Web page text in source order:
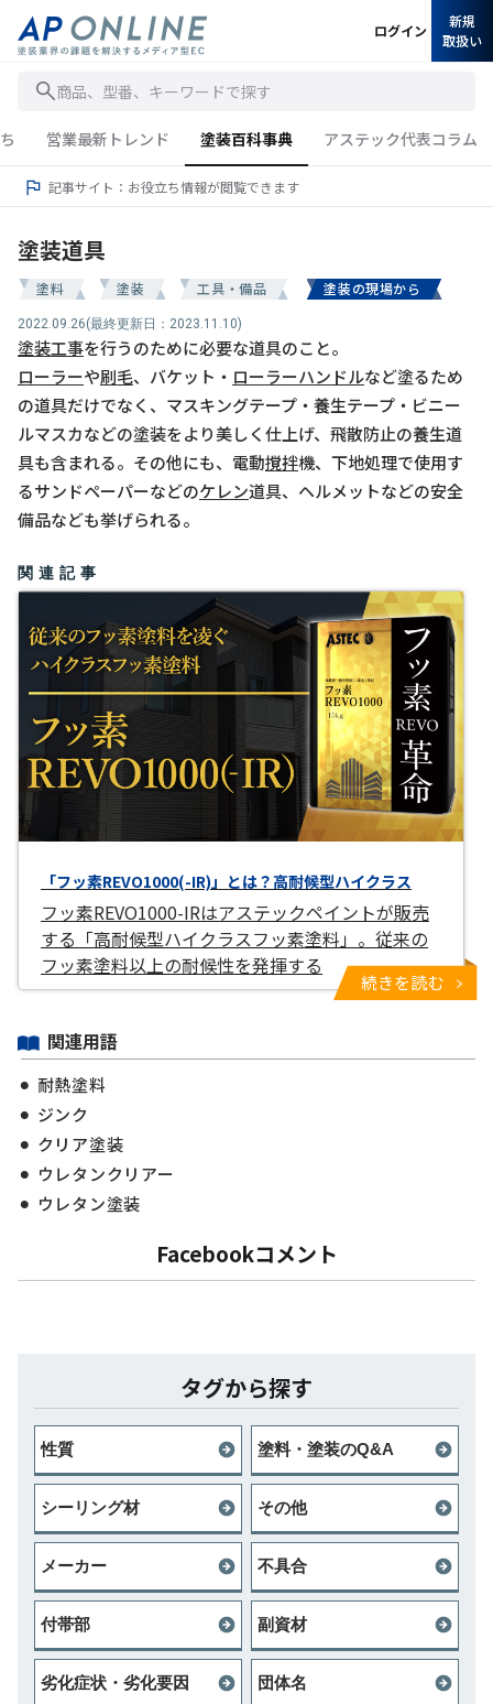
商品、型番、キーワードで探す
ログイン
新規
取扱い
営業最新トレンド 塗装百科事典 アステック代表コラム
記事サイト：お役立ち情報が閲覧できます
塗装道具
塗料 塗装 工具・備品 塗装の現場から
2022.09.26(最終更新日：2023.11.10)
塗装工事を行うのために必要な道具のこと。
ローラーや刷毛、バケット・ ローラーハンドルなど塗るため
の道具だけでなく、マスキングテープ・養生テープ・ビニー
ルマスカなどの塗装をより美しく仕上げ、飛散防止の養生道
具も含まれる。その他にも、電動撹拌機、下地処理で使用す
るサンドペーパーなどのケレン道具、ヘルメットなどの安全
備品なども挙げられる。
関連記事
「フッ素REVO1000(-IR)」とは？高耐候型ハイクラス
フッ素REVO1000-IRはアステックペイントが販売
する「高耐候型ハイクラスフッ素塗料」。従来の
フッ素塗料以上の耐候性を発揮する
続きを読む
関連用語
耐熱塗料
ジンク
クリア塗装
ウレタンクリアー
ウレタン塗装
Facebookコメント
タグから探す
性質 塗料・塗装のQ&A
シーリング材 その他
メーカー 不具合
付帯部 副資材
劣化症状・劣化要因 団体名